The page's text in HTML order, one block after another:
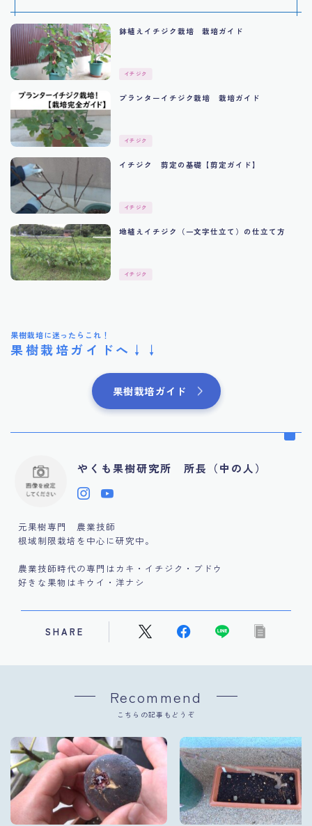
鉢植えイチジク栽培 栽培ガイド
イチジク
プランターイチジク栽培 栽培ガイド
イチジク
イチジク 剪定の基礎【剪定ガイド】
イチジク
地植えイチジク（一文字仕立て）の仕立て方
イチジク
果樹栽培に迷ったらこれ！
果樹栽培ガイドへ↓↓
果樹栽培ガイド
やくも果樹研究所 所長（中の人）
元果樹専門 農業技師
根域制限栽培を中心に研究中。
農業技師時代の専門はカキ・イチジク・ブドウ
好きな果物はキウイ・洋ナシ
SHARE
Recommend
こちらの記事もどうぞ